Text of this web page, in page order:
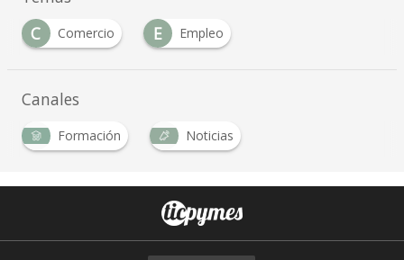
C
Comercio E Empleo
Canales
Formación Noticias